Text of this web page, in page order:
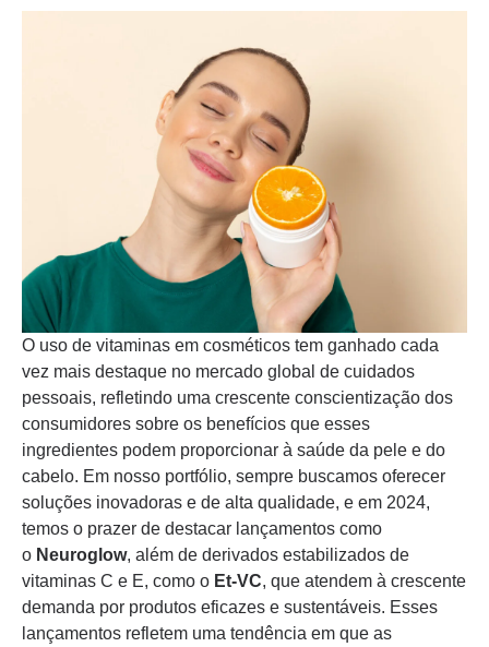
O uso de vitaminas em cosméticos tem ganhado cada
vez mais destaque no mercado global de cuidados
pessoais, refletindo uma crescente conscientização dos
consumidores sobre os benefícios que esses
ingredientes podem proporcionar à saúde da pele e do
cabelo. Em nosso portfólio, sempre buscamos oferecer
soluções inovadoras e de alta qualidade, e em 2024,
temos o prazer de destacar lançamentos como
o Neuroglow, além de derivados estabilizados de
vitaminas C e E, como o Et-VC, que atendem à crescente
demanda por produtos eficazes e sustentáveis. Esses
lançamentos refletem uma tendência em que as